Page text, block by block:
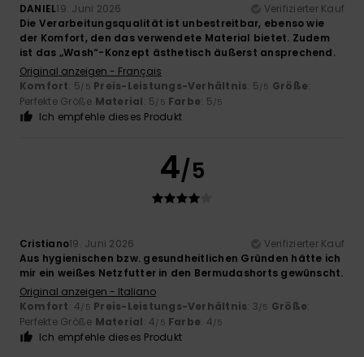
DANIEL19. Juni 2026
Verifizierter Kauf
Die Verarbeitungsqualität ist unbestreitbar, ebenso wie
der Komfort, den das verwendete Material bietet. Zudem
ist das „Wash“-Konzept ästhetisch äußerst ansprechend.
Original anzeigen - Français
Komfort: 5/5 Preis-Leistungs-Verhältnis: 5/5 Größe:
Perfekte Größe Material: 5/5 Farbe: 5/5
Ich empfehle dieses Produkt
4/5
Cristiano19. Juni 2026
Verifizierter Kauf
Aus hygienischen bzw. gesundheitlichen Gründen hätte ich
mir ein weißes Netzfutter in den Bermudashorts gewünscht.
Original anzeigen - Italiano
Komfort: 4/5 Preis-Leistungs-Verhältnis: 3/5 Größe:
Perfekte Größe Material: 4/5 Farbe: 4/5
Ich empfehle dieses Produkt